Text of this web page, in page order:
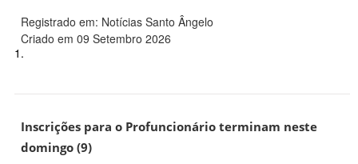
Registrado em: Notícias Santo Ângelo
Criado em 09 Setembro 2026
1.
Inscrições para o Profuncionário terminam neste
domingo (9)